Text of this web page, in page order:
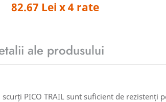
82.67 Lei x 4 rate
ale produsului
PICO TRAIL sunt suficient de rezistenți